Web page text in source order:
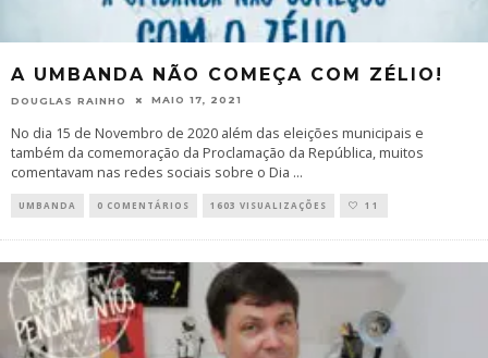
A UMBANDA NÃO COMEÇA COM ZÉLIO!
DOUGLAS RAINHO MAIO 17, 2021
No dia 15 de Novembro de 2020 além das eleições municipais e
também da comemoração da Proclamação da República, muitos
comentavam nas redes sociais sobre o Dia ...
UMBANDA 0 COMENTÁRIOS 1603 VISUALIZAÇÕES 11